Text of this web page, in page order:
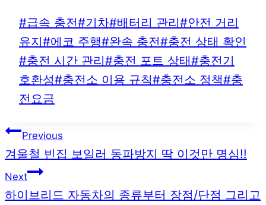
Post
Tags:
#급속 충전#기차#배터리 관리#안전 거리
유지#에코 주행#완속 충전#충전 상태 확인
#충전 시간 관리#충전 포트 상태#충전기
호환성#충전소 이용 규칙#충전소 정책#충
전요금
글
탐
Previous
겨울철 빈집 보일러 동파방지 딱 이것만 명심!!
Next
하이브리드 자동차의 종류부터 장점/단점 그리고